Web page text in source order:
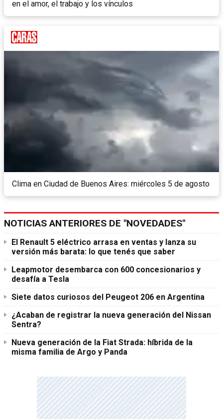
en el amor, el trabajo y los vínculos
Clima en Ciudad de Buenos Aires: miércoles 5 de agosto
NOTICIAS ANTERIORES DE "NOVEDADES"
El Renault 5 eléctrico arrasa en ventas y lanza su
versión más barata: lo que tenés que saber
Leapmotor desembarca con 600 concesionarios y
desafía a Tesla
Siete datos curiosos del Peugeot 206 en Argentina
¿Acaban de registrar la nueva generación del Nissan
Sentra?
Nueva generación de la Fiat Strada: híbrida de la
misma familia de Argo y Panda